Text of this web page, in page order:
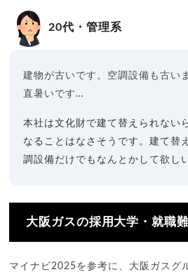
20代・管理系
建物が古いです。空調設備も古い
直暑いです…
本社は文化財で建て替えられない
なることはなさそうです。建て替
調設備だけでもなんとかして欲し
大阪ガスの採用大学・就職
マイナビ2025を参考に、大阪ガスグ